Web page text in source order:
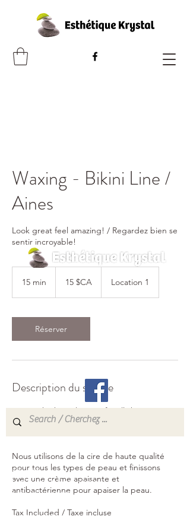
Waxing - Bikini Line /
Aines
Look great feel amazing! / Regardez bien se
sentir incroyable!
15 min
i
n
canadiens
15 $CA Location 1
Réserver
Description du service
We use high quality wax for all skin types
and finish with a calming and antibacterial
Nous utilisons de la cire de haute qualité
pour tous les types de peau et finissons
avec une crème apaisante et
antibactérienne pour apaiser la peau.
Tax Included / Taxe incluse
800, rue Pilon
K6A 3P8
info@esthetiquekrystal.com
Services
Manicures / Pedicures
Soins du visage
Soins corporels